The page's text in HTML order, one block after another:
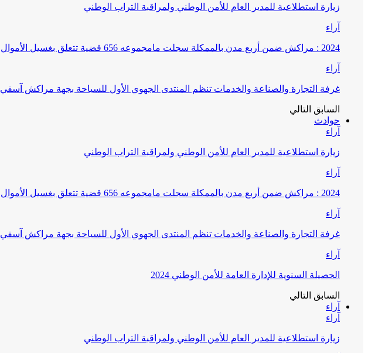
زيارة استطلاعية للمدير العام للأمن الوطني ولمراقبة التراب الوطني
آراء
2024 : مراكش ضمن أربع مدن بالممكلة سجلت مامجموعه 656 قضية تتعلق بغسيل الأموال
آراء
غرفة التجارة والصناعة والخدمات تنظم المنتدى الجهوي الأول للسياحة بجهة مراكش آسفي
السابق التالي
حوادث
آراء
زيارة استطلاعية للمدير العام للأمن الوطني ولمراقبة التراب الوطني
آراء
2024 : مراكش ضمن أربع مدن بالممكلة سجلت مامجموعه 656 قضية تتعلق بغسيل الأموال
آراء
غرفة التجارة والصناعة والخدمات تنظم المنتدى الجهوي الأول للسياحة بجهة مراكش آسفي
آراء
الحصيلة السنوية للإدارة العامة للأمن الوطني 2024
السابق التالي
آراء
آراء
زيارة استطلاعية للمدير العام للأمن الوطني ولمراقبة التراب الوطني